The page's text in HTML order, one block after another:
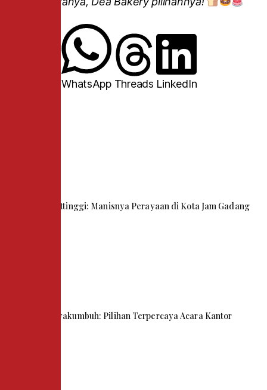
WhatsApp Threads LinkedIn
Kue Tart Bukittinggi: Manisnya Perayaan di Kota Jam Gadang
Snack Box Payakumbuh: Pilihan Terpercaya Acara Kantor